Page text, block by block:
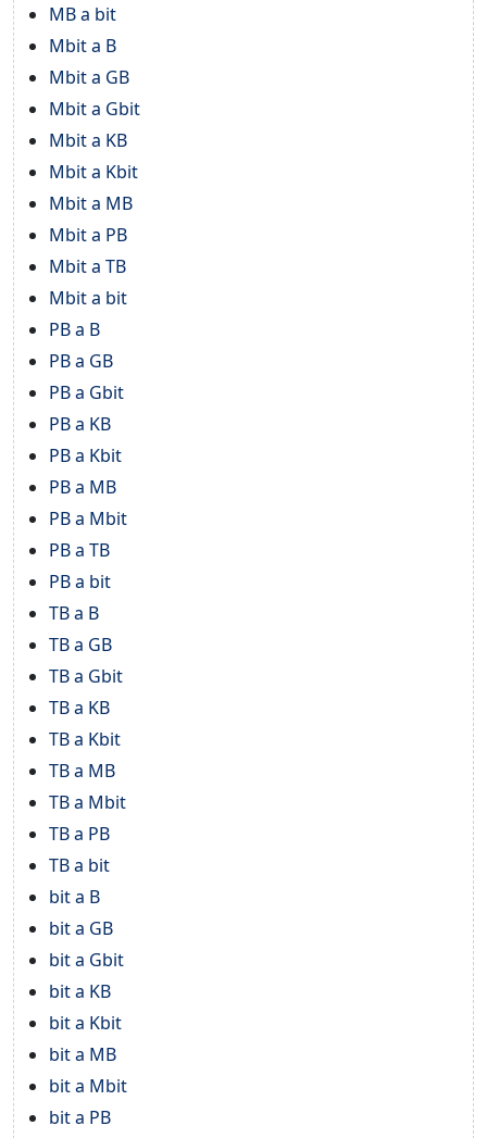
MB a bit
Mbit a B
Mbit a GB
Mbit a Gbit
Mbit a KB
Mbit a Kbit
Mbit a MB
Mbit a PB
Mbit a TB
Mbit a bit
PB a B
PB a GB
PB a Gbit
PB a KB
PB a Kbit
PB a MB
PB a Mbit
PB a TB
PB a bit
TB a B
TB a GB
TB a Gbit
TB a KB
TB a Kbit
TB a MB
TB a Mbit
TB a PB
TB a bit
bit a B
bit a GB
bit a Gbit
bit a KB
bit a Kbit
bit a MB
bit a Mbit
bit a PB